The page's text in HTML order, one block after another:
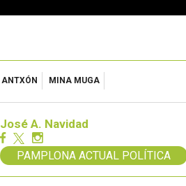
ANTXÓN MINA MUGA
José A. Navidad
PAMPLONA ACTUAL POLÍTICA